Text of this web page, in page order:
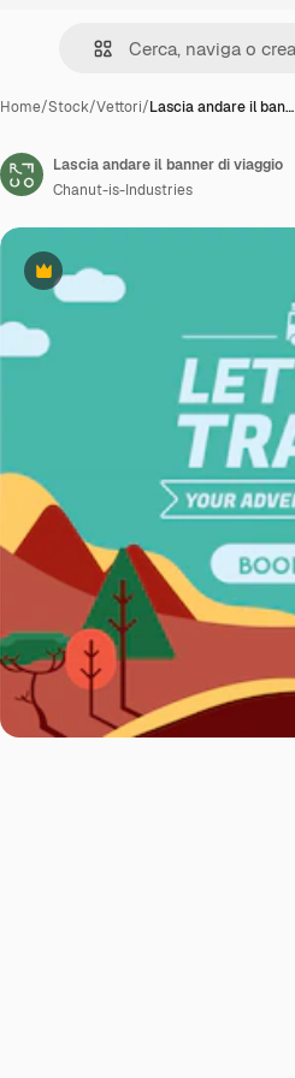
Home/Stock/Vettori/Lascia andare il ban…
Premium
Lascia andare il banner di viaggio
Chanut-is-Industries